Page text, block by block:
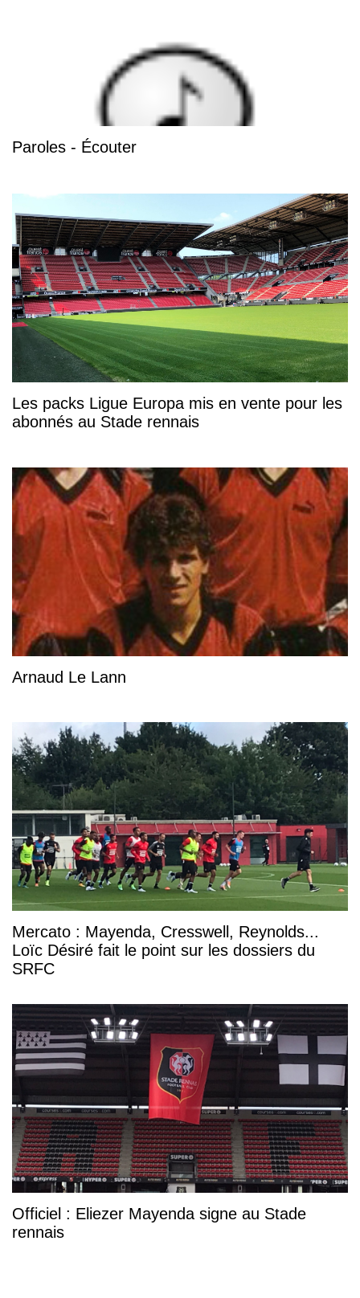
Paroles - Écouter
Les packs Ligue Europa mis en vente pour les
abonnés au Stade rennais
Arnaud Le Lann
Mercato : Mayenda, Cresswell, Reynolds...
Loïc Désiré fait le point sur les dossiers du
SRFC
Officiel : Eliezer Mayenda signe au Stade
rennais